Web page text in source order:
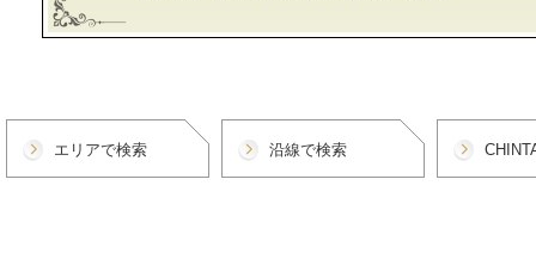
エリアで検索 沿線で検索